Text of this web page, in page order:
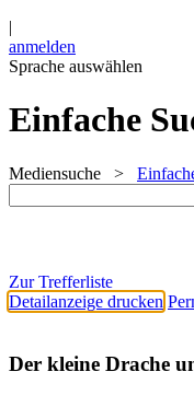
|
anmelden
Sprache auswählen
Einfache
Mediensuche >
Zur Trefferliste
Detailanzeige drucken
Der kleine Drache